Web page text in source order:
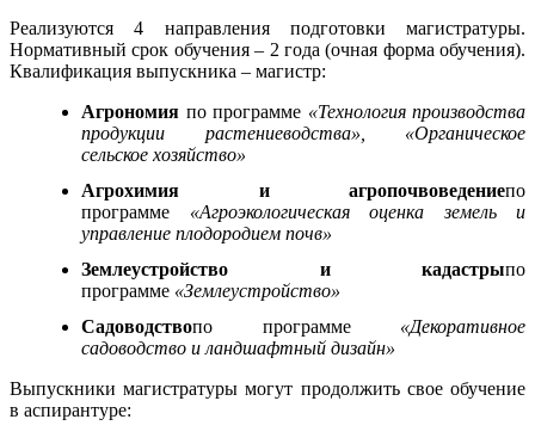
Реализуются 4 направления подготовки магистратуры.
Нормативный срок обучения – 2 года (очная форма обучения).
Квалификация выпускника – магистр:
Агрономия по программе «Технология производства
продукции растениеводства», «Органическое
сельское хозяйство»
Агрохимия и агропочвоведениепо
программе «Агроэкологическая оценка земель и
управление плодородием почв»
Землеустройство и кадастрыпо
программе «Землеустройство»
Садоводствопо программе «Декоративное
садоводство и ландшафтный дизайн»
Выпускники магистратуры могут продолжить свое обучение
в аспирантуре: